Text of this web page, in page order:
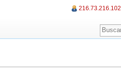
216.73.216.102